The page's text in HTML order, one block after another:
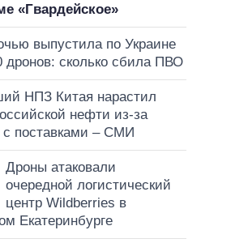
«Гвардейское»
выпустила по Украине
дронов: сколько сбила ПВО
НПЗ Китая нарастил
нефти из-за
с поставками – СМИ
Дроны атаковали
очередной логистический
центр Wildberries в
Екатеринбурге